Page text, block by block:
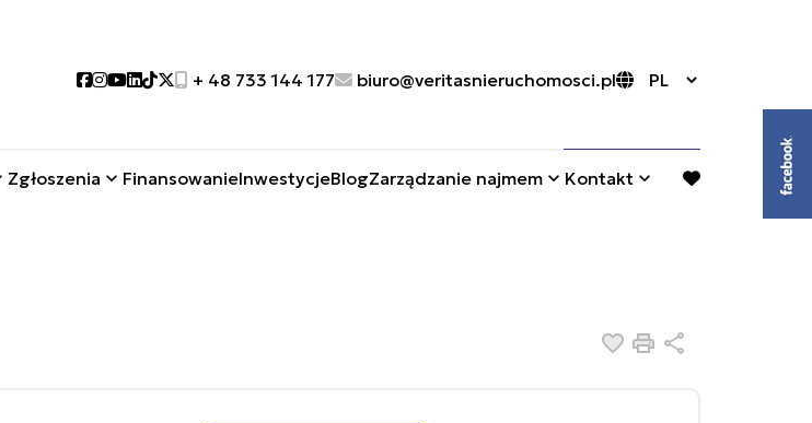
Social link
Social link
Social link
Social link
Social link
Social link
+ 48 733 144 177 biuro@veritasnieruchomosci.pl
Zgłoszenia FinansowanieInwestycjeBlogZarządzanie najmem Kontakt
favorite
Dodaj do ulubionych
Drukuj